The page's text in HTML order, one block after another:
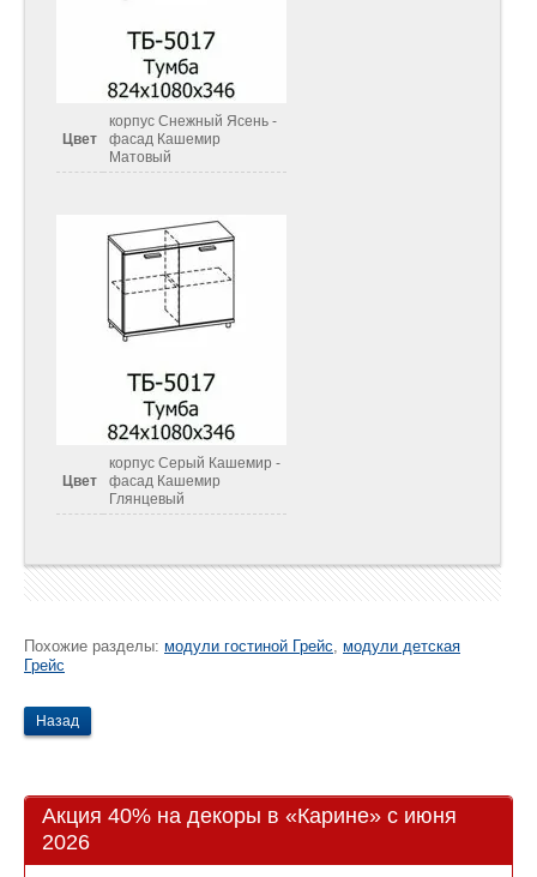
Цвет
корпус Снежный Ясень -
фасад Кашемир
Матовый
Цвет
корпус Серый Кашемир -
фасад Кашемир
Глянцевый
Похожие разделы: модули гостиной Грейс, модули детская
Грейс
Назад
Акция 40% на декоры в «Карине» с июня
2026